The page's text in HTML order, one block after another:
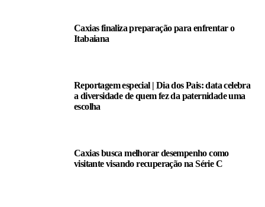
Caxias finaliza preparação para enfrentar o
Itabaiana
Reportagem especial | Dia dos Pais: data celebra
a diversidade de quem fez da paternidade uma
escolha
Caxias busca melhorar desempenho como
visitante visando recuperação na Série C